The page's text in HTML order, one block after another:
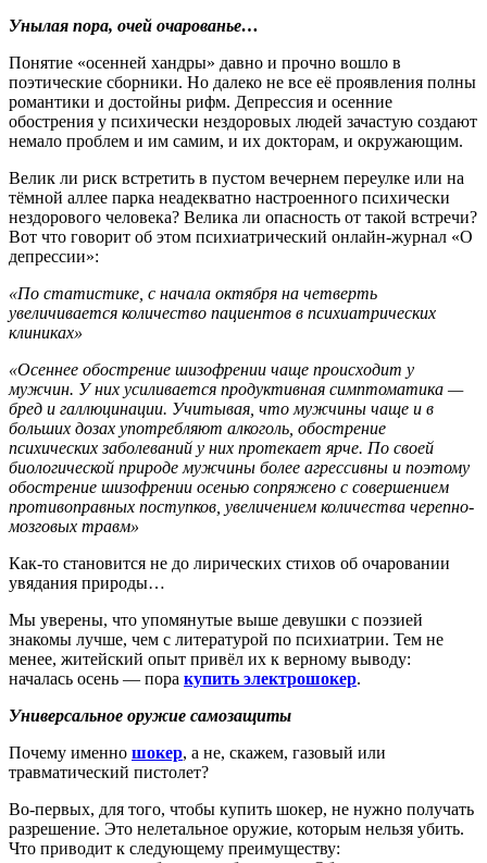
Унылая пора, очей очарованье…
Понятие «осенней хандры» давно и прочно вошло в
поэтические сборники. Но далеко не все её проявления полны
романтики и достойны рифм. Депрессия и осенние
обострения у психически нездоровых людей зачастую создают
немало проблем и им самим, и их докторам, и окружающим.
Велик ли риск встретить в пустом вечернем переулке или на
тёмной аллее парка неадекватно настроенного психически
нездорового человека? Велика ли опасность от такой встречи?
Вот что говорит об этом психиатрический онлайн-журнал «О
депрессии»:
«По статистике, с начала октября на четверть
увеличивается количество пациентов в психиатрических
клиниках»
«Осеннее обострение шизофрении чаще происходит у
мужчин. У них усиливается продуктивная симптоматика —
бред и галлюцинации. Учитывая, что мужчины чаще и в
больших дозах употребляют алкоголь, обострение
психических заболеваний у них протекает ярче. По своей
биологической природе мужчины более агрессивны и поэтому
обострение шизофрении осенью сопряжено с совершением
противоправных поступков, увеличением количества черепно-
мозговых травм»
Как-то становится не до лирических стихов об очаровании
увядания природы…
Мы уверены, что упомянутые выше девушки с поэзией
знакомы лучше, чем с литературой по психиатрии. Тем не
менее, житейский опыт привёл их к верному выводу:
началась осень — пора купить электрошокер.
Универсальное оружие самозащиты
Почему именно шокер, а не, скажем, газовый или
травматический пистолет?
Во-первых, для того, чтобы купить шокер, не нужно получать
разрешение. Это нелетальное оружие, которым нельзя убить.
Что приводит к следующему преимуществу: